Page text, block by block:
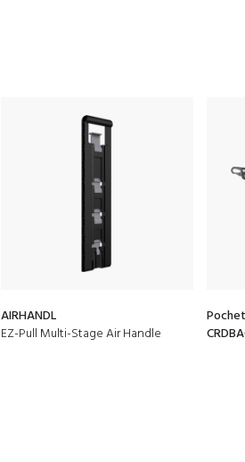
AIRHANDL
EZ-Pull Multi-Stage Air Handle